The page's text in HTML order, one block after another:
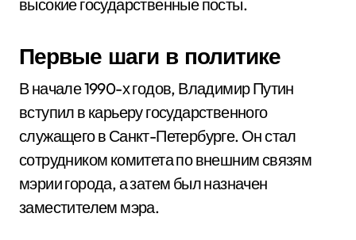
высокие государственные посты.
Первые шаги в политике
В начале 1990-х годов, Владимир Путин
вступил в карьеру государственного
служащего в Санкт-Петербурге. Он стал
сотрудником комитета по внешним связям
мэрии города, а затем был назначен
заместителем мэра.